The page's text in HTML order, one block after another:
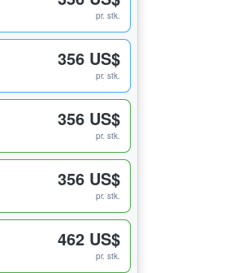
pr. stk.
356 US$
pr. stk.
356 US$
pr. stk.
356 US$
pr. stk.
462 US$
pr. stk.